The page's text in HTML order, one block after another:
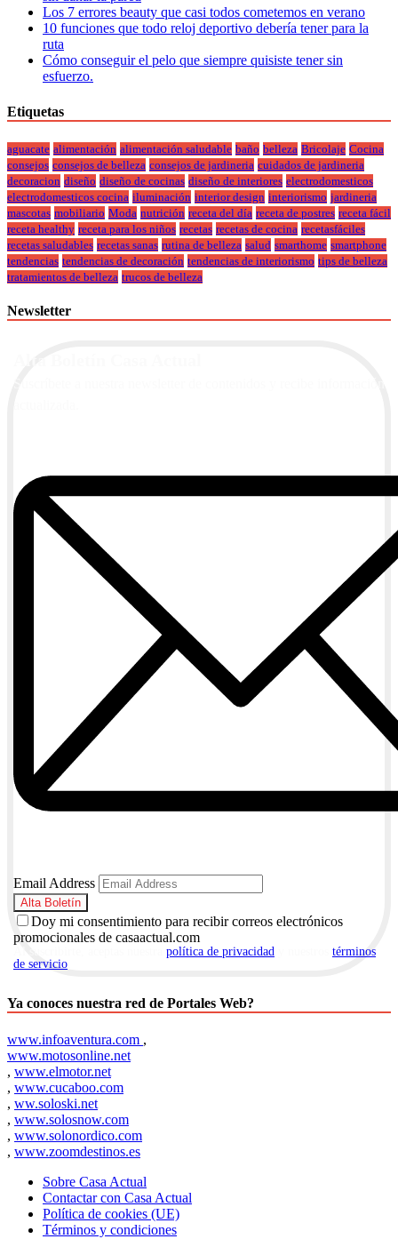
Los 7 errores beauty que casi todos cometemos en verano
10 funciones que todo reloj deportivo debería tener para la
ruta
Cómo conseguir el pelo que siempre quisiste tener sin
esfuerzo.
Etiquetas
aguacate alimentación alimentación saludable baño belleza Bricolaje Cocina
consejos consejos de belleza consejos de jardineria cuidados de jardineria
decoracion diseño diseño de cocinas diseño de interiores electrodomesticos
electrodomesticos cocina iluminación interior design interiorismo jardineria
mascotas mobiliario Moda nutrición receta del día receta de postres receta fácil
receta healthy receta para los niños recetas recetas de cocina recetasfáciles
recetas saludables recetas sanas rutina de belleza salud smarthome smartphone
tendencias tendencias de decoración tendencias de interiorismo tips de belleza
tratamientos de belleza trucos de belleza
Newsletter
Email Address
Doy mi consentimiento para recibir correos electrónicos
promocionales de casaactual.com
política de privacidad
términos
de servicio
Ya conoces nuestra red de Portales Web?
www.infoaventura.com ,
www.motosonline.net
, www.elmotor.net
, www.cucaboo.com
, ww.soloski.net
, www.solosnow.com
, www.solonordico.com
, www.zoomdestinos.es
Sobre Casa Actual
Contactar con Casa Actual
Política de cookies (UE)
Términos y condiciones